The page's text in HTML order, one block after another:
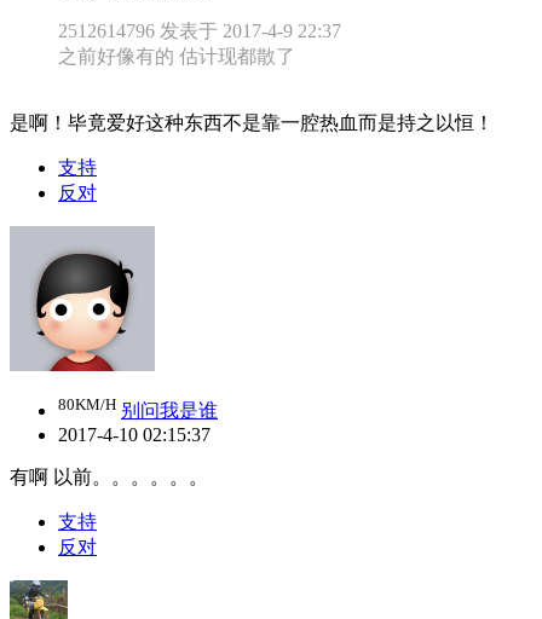
2512614796 发表于 2017-4-9 22:37
之前好像有的 估计现都散了
是啊！毕竟爱好这种东西不是靠一腔热血而是持之以恒！
支持
反对
80KM/H 别问我是谁
2017-4-10 02:15:37
有啊 以前。。。。。。
支持
反对